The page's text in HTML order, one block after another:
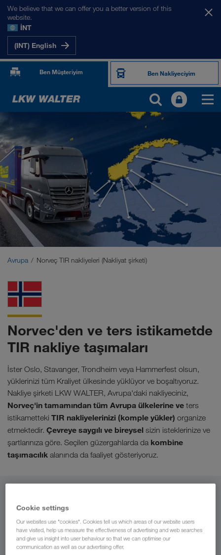
We believe that we can offer you a better version of this
website.
İNT
(INT) English
Ben Müşteriyim Ben Nakliyeciyim
PAZARLARIMIZ
Avrupa
Orta Asya
Rusya
Orta Doğu
Avrupa Norveç TIR nakliyeleri (Nakliyat şirketi)
Norvec'den ve ters istikametde
TIR nakliye taşımaları
İster Oslo, Stavanger, Trondheim veya Hammerfest olsun,
yüklerinizi tüm Kraliyet ülkesinde yüklüyor ve boşaltıyoruz.
Nakliye şirketi LKW WALTER, Avrupa'daki nakliyeciniz,
Norveç'in tamamından tüm Avrupa ülkelerine ve ters
istikametteki TIR nakliyelerinizi (komple yükler) organize
etmektedir. Çevreye saygılı ve bireysel sizin isteklerinize ve
şartlarınıza göre. Seçilen güzergahlarda da kombine
taşımacılık alanında da faaliyet gösteriyoruz.
Türkiye
Cookie settings
Our websites use "cookies". Cookies tell us which areas of our website users
have visited, help us measure the effectiveness of advertising and web searches
and give us insight into user behaviour so that we can optimise our
communication as well as our advertising offer.